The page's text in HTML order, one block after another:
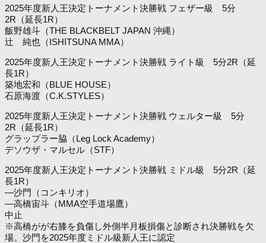
2025年度新人王決定トーナメント決勝戦 フェザー級 5分
2R（延長1R）
飯野雄斗（THE BLACKBELT JAPAN 沖縄）
辻 純也（ISHITSUNA MMA）
2025年度新人王決定トーナメント決勝戦 ライト級 5分2R（延
長1R）
築地宏和（BLUE HOUSE）
石原海渡（C.K.STYLES）
2025年度新人王決定トーナメント決勝戦 ウェルター級 5分
2R（延長1R）
グラップラー脇（Leg Lock Academy）
デソウザ・マルセル（STF）
2025年度新人王決定トーナメント決勝戦 ミドル級 5分2R（延
長1R）
―沙門（コンキリオ）
―高橋宙斗（MMA空手道場鷹）
中止
※高橋がが右膝を負傷し外側半月板損傷と診断され決勝戦を欠
場。沙門を2025年度ミドル級新人王に認定